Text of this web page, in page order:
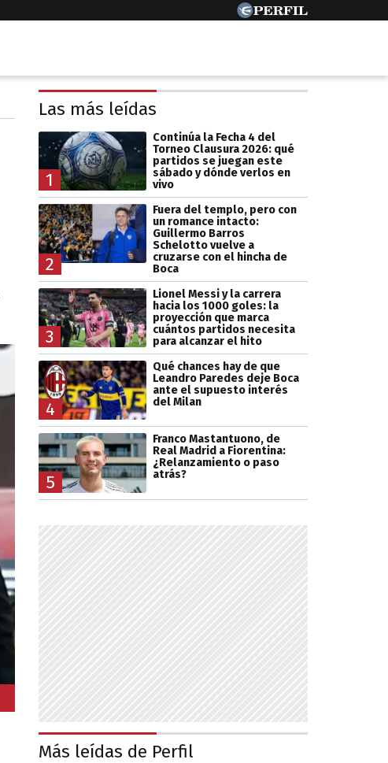
Las más leídas
1
Continúa la Fecha 4 del
Torneo Clausura 2026: qué
partidos se juegan este
sábado y dónde verlos en
vivo
2
Fuera del templo, pero con
un romance intacto:
Guillermo Barros
Schelotto vuelve a
cruzarse con el hincha de
Boca
3
Lionel Messi y la carrera
hacia los 1000 goles: la
proyección que marca
cuántos partidos necesita
para alcanzar el hito
4
Qué chances hay de que
Leandro Paredes deje Boca
ante el supuesto interés
del Milan
5
Franco Mastantuono, de
Real Madrid a Fiorentina:
¿Relanzamiento o paso
atrás?
Más leídas de Perfil